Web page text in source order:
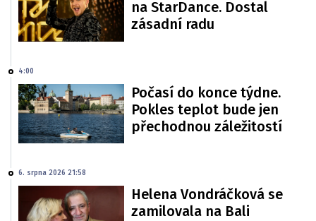
na StarDance. Dostal
zásadní radu
4:00
Počasí do konce týdne.
Pokles teplot bude jen
přechodnou záležitostí
6. srpna 2026 21:58
Helena Vondráčková se
zamilovala na Bali